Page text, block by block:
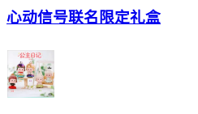
心动信号联名限定礼盒